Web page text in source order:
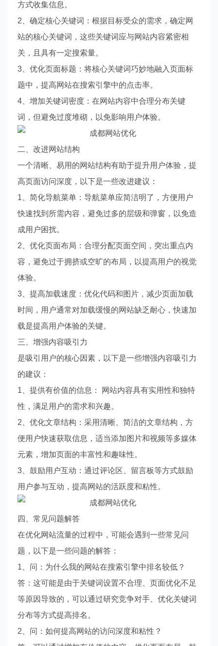
方式收集信息。
2、确定核心关键词：根据目标受众的需求，确定网
站的核心关键词，这些关键词应与网站内容紧密相
关，且具有一定搜索量。
3、优化页面标题：将核心关键词巧妙地融入页面标
题中，提高网站在搜索引擎中的点击率。
4、增加关键词密度：在网站内容中合理分布关键
词，但避免过度堆砌，以免影响用户体验。
二、改进网站结构
一个清晰、易用的网站结构有助于提升用户体验，提
高页面访问深度，以下是一些改进建议：
1、简化导航菜单：导航菜单应简洁明了，方便用户
快速找到所需内容，避免过多的层级和弹窗，以免造
成用户困扰。
2、优化页面布局：合理分配页面空间，突出重点内
容，避免过于拥挤或空旷的布局，以提高用户的视觉
体验。
3、提高加载速度：优化代码和图片，减少页面加载
时间，用户通常对加载缓慢的网站缺乏耐心，快速加
载是提高用户体验的关键。
三、增强内容吸引力
是吸引用户的核心因素，以下是一些增强内容吸引力
的建议：
1、提供有价值的信息： 网站内容具有实用性和独特
性，满足用户的需求和兴趣。
2、优化文章结构：采用清晰、简洁的文章结构，方
便用户快速获取信息，适当添加图片和视频等多媒体
元素，增加页面的丰富性和趣味性。
3、鼓励用户互动：通过评论区、留言板等方式鼓励
用户参与互动，提高网站的活跃度和粘性。
四、常见问题解答
在优化网站流量的过程中，可能会遇到一些常见问
题，以下是一些问题的解答：
1、问：为什么我的网站在搜索引擎中排名较低？
答：这可能是由于关键词设置不合理、页面优化不足
等原因导致的，可以通过研究竞争对手、优化关键词
分布等方式提高排名。
2、问：如何提高网站的访问深度和粘性？